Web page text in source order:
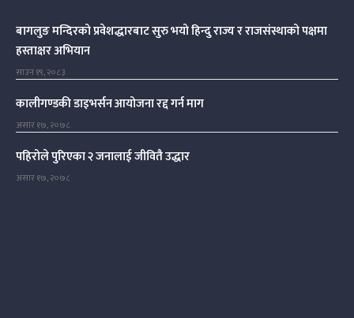
बागलुङ मन्दिरको प्रवेशद्धारबाट सुरु भयो हिन्दु राज्य र राजसंस्थाको पक्षमा
हस्ताक्षर अभियान
साउन १९, २०८३
कालीगण्डकी डाइभर्सन आयोजना रद्द गर्न माग
असार १७, २०७८
पहिरोले पुरिएका २ जनालाई जीवितै उद्धार
असार १७, २०७८